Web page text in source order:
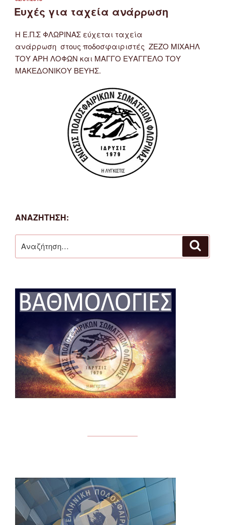
ΣΤΙΣ
Ευχές για ταχεία ανάρρωση
Η Ε.Π.Σ ΦΛΩΡΙΝΑΣ εύχεται ταχεία
ανάρρωση στους ποδοσφαιριστές ΖΕΖΟ ΜΙΧΑΗΛ
ΤΟΥ ΑΡΗ ΛΟΦΩΝ και ΜΑΓΓΟ ΕΥΑΓΓΕΛΟ ΤΟΥ
ΜΑΚΕΔΟΝΙΚΟΥ ΒΕΥΗΣ.
ΑΝΑΖΉΤΗΣΗ:
για: